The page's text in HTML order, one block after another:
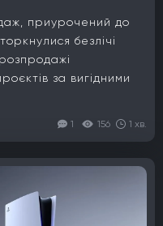
приурочений до
безлічі
за вигідними
1 156 1 хв.